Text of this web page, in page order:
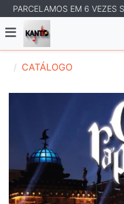
PARCELAMOS EM 6 VEZES
CATÁLOGO